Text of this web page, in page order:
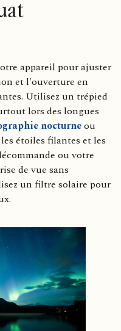
appareil pour ajuster
et l'ouverture en
Utilisez un trépied
lors des longues
nocturneou
étoiles filantes et les
ou votre
de vue sans
un filtre solaire pour